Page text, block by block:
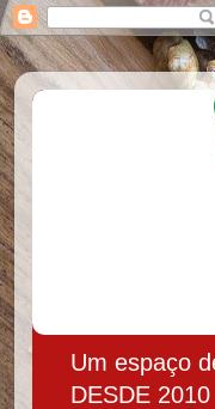
Um espaço
DESDE 2010